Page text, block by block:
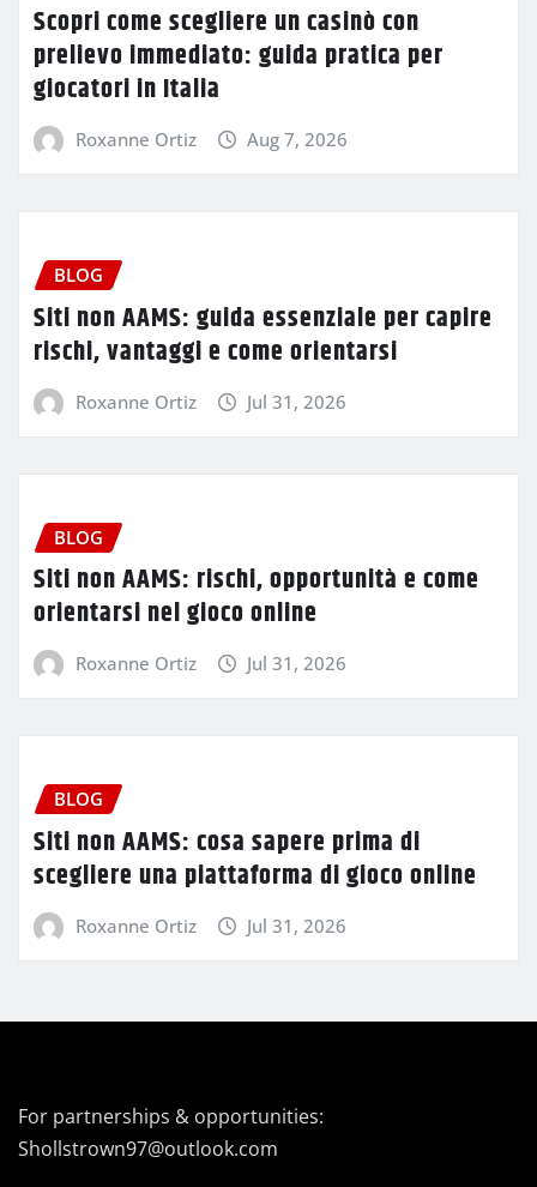
Scopri come scegliere un casinò con
prelievo immediato: guida pratica per
giocatori in Italia
Roxanne Ortiz Aug 7, 2026
BLOG
Siti non AAMS: guida essenziale per capire
rischi, vantaggi e come orientarsi
Roxanne Ortiz Jul 31, 2026
BLOG
Siti non AAMS: rischi, opportunità e come
orientarsi nel gioco online
Roxanne Ortiz Jul 31, 2026
BLOG
Siti non AAMS: cosa sapere prima di
scegliere una piattaforma di gioco online
Roxanne Ortiz Jul 31, 2026
For partnerships & opportunities:
Shollstrown97@outlook.com